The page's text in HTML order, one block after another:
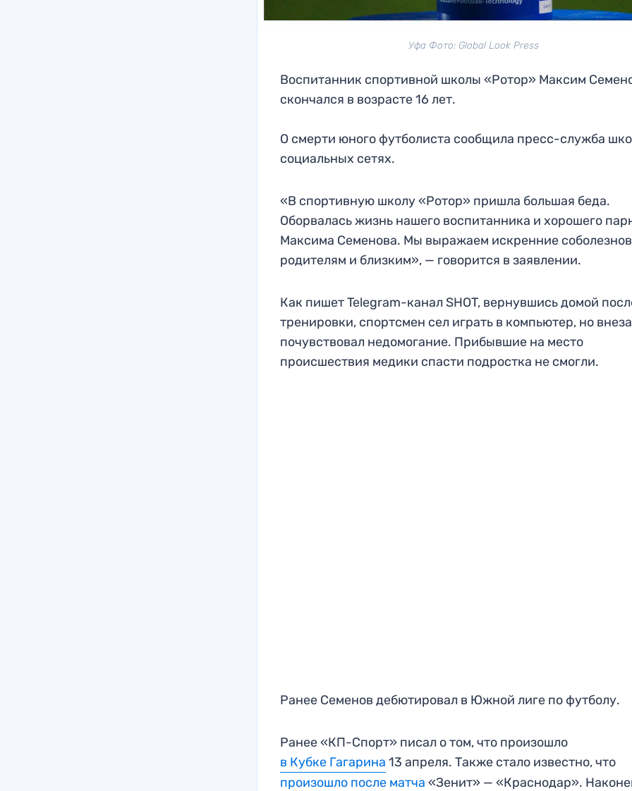
Уфа Фото: Global Look Press
Воспитанник спортивной школы «Ротор» Максим
скончался в возрасте 16 лет.
О смерти юного футболиста сообщила пресс-служба
социальных сетях.
«В спортивную школу «Ротор» пришла большая беда.
Оборвалась жизнь нашего воспитанника и хорошего
Максима Семенова. Мы выражаем искренние
родителям и близким», — говорится в заявлении.
Как пишет Telegram-канал SHOT, вернувшись домой
тренировки, спортсмен сел играть в компьютер, но
почувствовал недомогание. Прибывшие на место
происшествия медики спасти подростка не смогли.
Ранее Семенов дебютировал в Южной лиге по футболу.
Ранее «КП-Спорт» писал о том, что произошло
в Кубке Гагарина 13 апреля. Также стало известно, что
произошло после матча «Зенит» — «Краснодар».